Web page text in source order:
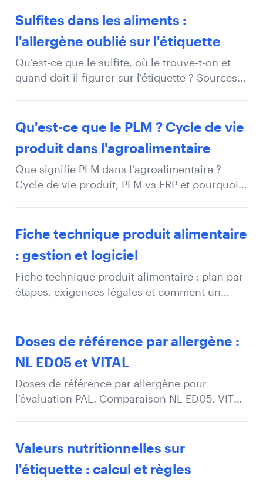
Sulfites dans les aliments :
l'allergène oublié sur l'étiquette
Qu'est-ce que le sulfite, où le trouve-t-on et
quand doit-il figurer sur l'étiquette ? Sources
Qu'est-ce que le PLM ? Cycle de vie
produit dans l'agroalimentaire
Que signifie PLM dans l'agroalimentaire ?
Cycle de vie produit, PLM vs ERP et pourquoi
Fiche technique produit alimentaire
: gestion et logiciel
Fiche technique produit alimentaire : plan par
étapes, exigences légales et comment un
Doses de référence par allergène :
NL ED05 et VITAL
Doses de référence par allergène pour
l'évaluation PAL. Comparaison NL ED05, VITAL
Valeurs nutritionnelles sur
l'étiquette : calcul et règles